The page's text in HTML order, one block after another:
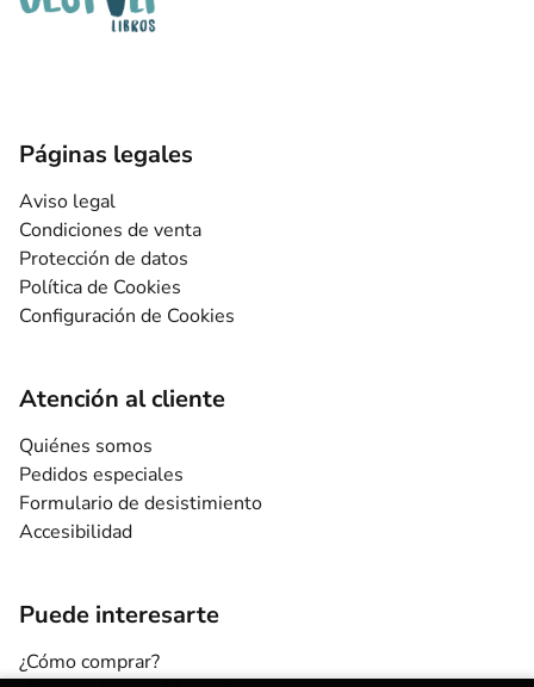
Páginas legales
Aviso legal
Condiciones de venta
Protección de datos
Política de Cookies
Configuración de Cookies
Atención al cliente
Quiénes somos
Pedidos especiales
Formulario de desistimiento
Accesibilidad
Puede interesarte
¿Cómo comprar?